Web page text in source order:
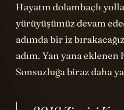
Hayatın dolambaçlı
yürüyüşümüz devam
adımda bir iz
adım. Yan yana eklenen
Sonsuzluğa biraz daha